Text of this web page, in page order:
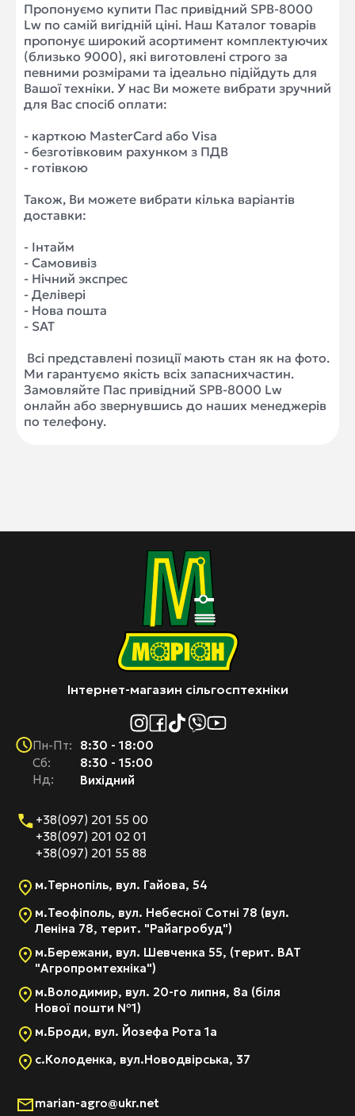
Пропонуємо купити Пас привідний SPB-8000
Lw по самій вигідній ціні. Наш Каталог товарів
пропонує широкий асортимент комплектуючих
(близько 9000), які виготовлені строго за
певними розмірами та ідеально підійдуть для
Вашої техніки. У нас Ви можете вибрати зручний
для Вас спосіб оплати:
- карткою MasterCard або Visa
- безготівковим рахунком з ПДВ
- готівкою
Також, Ви можете вибрати кілька варіантів
доставки:
- Інтайм
- Самовивіз
- Нічний экспрес
- Делівері
- Нова пошта
- SAT
Всі представлені позиції мають стан як на фото.
Ми гарантуємо якість всіх запаснихчастин.
Замовляйте Пас привідний SPB-8000 Lw
онлайн або звернувшись до наших менеджерів
по телефону.
Інтернет-магазин сільгосптехніки
Пн-Пт:
Cб:
Нд:
8:30 - 18:00
8:30 - 15:00
Вихідний
+38(097) 201 55 00
+38(097) 201 02 01
+38(097) 201 55 88
м.Тернопіль, вул. Гайова, 54
м.Теофіполь, вул. Небесної Сотні 78 (вул.
Леніна 78, терит. "Райагробуд")
м.Бережани, вул. Шевченка 55, (терит. ВАТ
"Агропромтехніка")
м.Володимир, вул. 20-го липня, 8а (біля
Нової пошти №1)
м.Броди, вул. Йозефа Рота 1а
с.Колоденка, вул.Новодвірська, 37
marian-agro@ukr.net